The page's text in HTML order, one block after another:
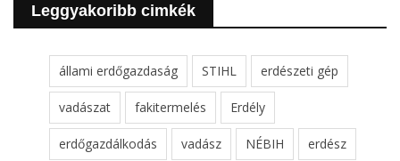
Leggyakoribb cimkék
állami erdőgazdaság STIHL erdészeti gép
vadászat fakitermelés Erdély
erdőgazdálkodás vadász NÉBIH erdész